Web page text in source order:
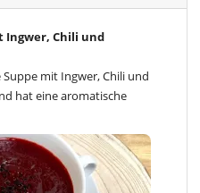
Ingwer, Chili und
Suppe mit Ingwer, Chili und
hat eine aromatische